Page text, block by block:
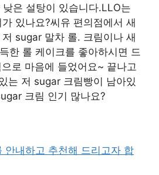
은 설탕이 있습니다.LLO는
있나요?씨유 편의점에서 새
sugar 말차 롤. 크림이나 새
한 롤 케이크를 좋아하시면 드
로 마음에 들었어요~ 끝나고
는 저 sugar 크림빵이 남아있
크림 인기 많나요?
안내하고 추천해 드리고자 합